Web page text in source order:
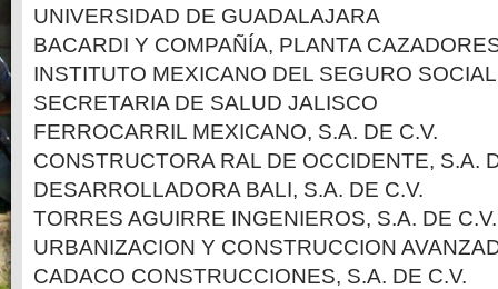
UNIVERSIDAD DE GUADALAJARA
BACARDI Y COMPAÑÍA, PLANTA
INSTITUTO MEXICANO DEL SEGURO SOCIAL
SECRETARIA DE SALUD JALISCO
FERROCARRIL MEXICANO, S.A. DE C.V.
CONSTRUCTORA RAL DE OCCIDENTE, S.A.
DESARROLLADORA BALI, S.A. DE C.V.
TORRES AGUIRRE INGENIEROS, S.A. DE C.V.
URBANIZACION Y CONSTRUCCION
CADACO CONSTRUCCIONES, S.A. DE C.V.